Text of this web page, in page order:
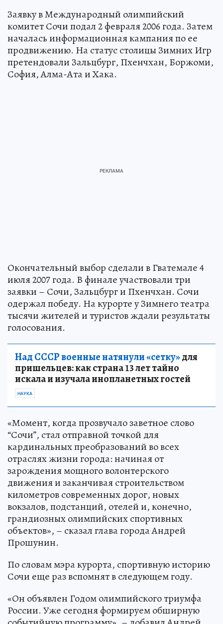
Заявку в Международный олимпийский
комитет Сочи подал 2 февраля 2006 года. Затем
началась информационная кампания по ее
продвижению. На статус столицы Зимних Игр
претендовали Зальцбург, Пхенчхан, Боржоми,
София, Алма-Ата и Хака.
Окончательный выбор сделали в Гватемале 4
июля 2007 года. В финале участвовали три
заявки – Сочи, Зальцбург и Пхенчхан. Сочи
одержал победу. На курорте у Зимнего театра
тысячи жителей и туристов ждали результаты
голосования.
Над СССР военные натянули «сетку»для
пришельцев: как страна 13 лет тайно
искала и изучала инопланетных гостей
НАУКА
«Момент, когда прозвучало заветное слово
“Сочи”, стал отправной точкой для
кардинальных преобразований во всех
отраслях жизни города: начиная от
зарождения мощного волонтерского
движения и заканчивая строительством
километров современных дорог, новых
вокзалов, подстанций, отелей и, конечно,
грандиозных олимпийских спортивных
объектов», – сказал глава города Андрей
Прошунин.
По словам мэра курорта, спортивную историю
Сочи еще раз вспомнят в следующем году.
«Он объявлен Годом олимпийского триумфа
России. Уже сегодня формируем обширную